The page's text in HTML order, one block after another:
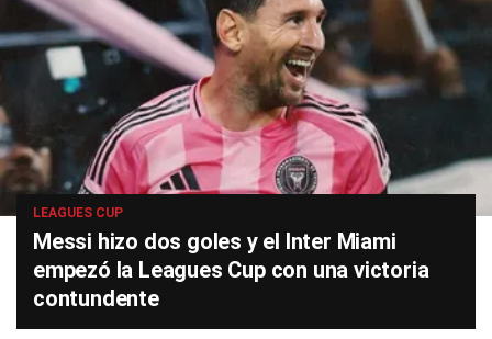
LEAGUES CUP
Messi hizo dos goles y el Inter Miami
empezó la Leagues Cup con una victoria
contundente